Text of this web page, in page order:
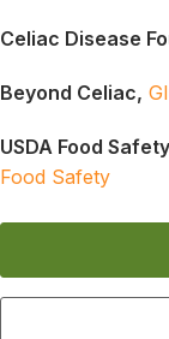
Celiac Disease
Beyond Celiac,
USDA Food
Food Safety